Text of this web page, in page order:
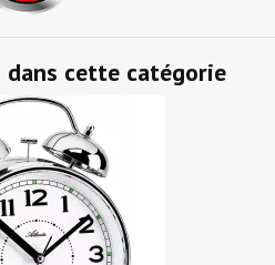
cette catégorie